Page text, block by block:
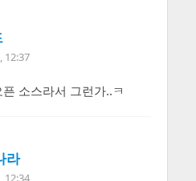
12:37
소스라서 그런가..ㅋ
라
12:34